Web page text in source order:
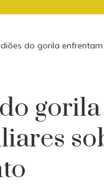
do gorila